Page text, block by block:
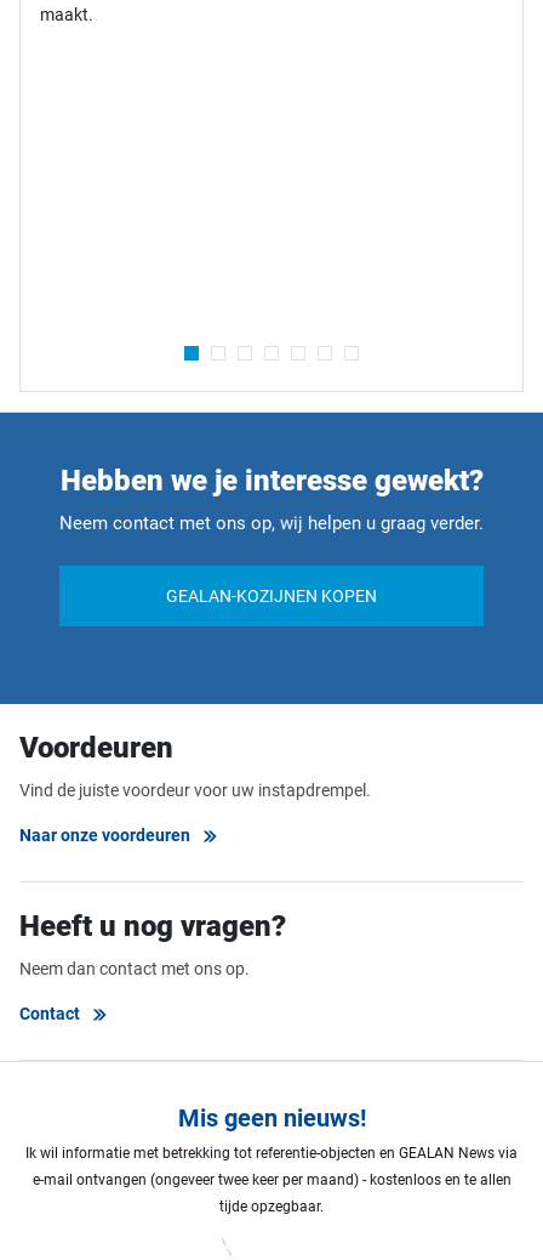
maakt.
Hebben we je interesse gewekt?
Neem contact met ons op, wij helpen u graag verder.
GEALAN-KOZIJNEN KOPEN
Voordeuren
Vind de juiste voordeur voor uw instapdrempel.
Naar onze voordeuren
Heeft u nog vragen?
Neem dan contact met ons op.
Contact
Mis geen nieuws!
Ik wil informatie met betrekking tot referentie-objecten en GEALAN News via
e-mail ontvangen (ongeveer twee keer per maand) - kostenloos en te allen
tijde opzegbaar.